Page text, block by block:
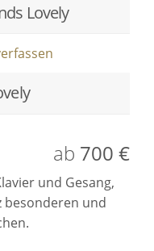
Lovely
ab 700 €
und Gesang,
besonderen und